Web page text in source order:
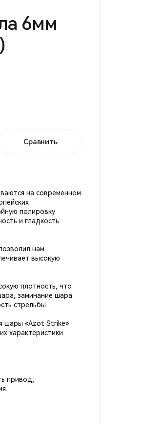
6мм
Сравнить
на современном
полировку
и гладкость
нам
высокую
плотность, что
заминание шара
стрельбы.
шары «Azot Strike»
характеристики.
привод;